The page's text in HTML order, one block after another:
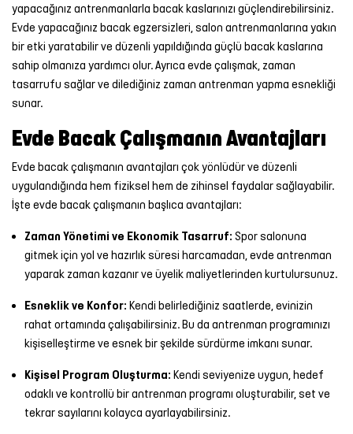
yapacağınız antrenmanlarla bacak kaslarınızı güçlendirebilirsiniz.
Evde yapacağınız bacak egzersizleri, salon antrenmanlarına yakın
bir etki yaratabilir ve düzenli yapıldığında güçlü bacak kaslarına
sahip olmanıza yardımcı olur. Ayrıca evde çalışmak, zaman
tasarrufu sağlar ve dilediğiniz zaman antrenman yapma esnekliği
sunar.
Evde Bacak Çalışmanın Avantajları
Evde bacak çalışmanın avantajları çok yönlüdür ve düzenli
uygulandığında hem fiziksel hem de zihinsel faydalar sağlayabilir.
İşte evde bacak çalışmanın başlıca avantajları:
Zaman Yönetimi ve Ekonomik Tasarruf: Spor salonuna
gitmek için yol ve hazırlık süresi harcamadan, evde antrenman
yaparak zaman kazanır ve üyelik maliyetlerinden kurtulursunuz.
Esneklik ve Konfor: Kendi belirlediğiniz saatlerde, evinizin
rahat ortamında çalışabilirsiniz. Bu da antrenman programınızı
kişiselleştirme ve esnek bir şekilde sürdürme imkanı sunar.
Kişisel Program Oluşturma: Kendi seviyenize uygun, hedef
odaklı ve kontrollü bir antrenman programı oluşturabilir, set ve
tekrar sayılarını kolayca ayarlayabilirsiniz.